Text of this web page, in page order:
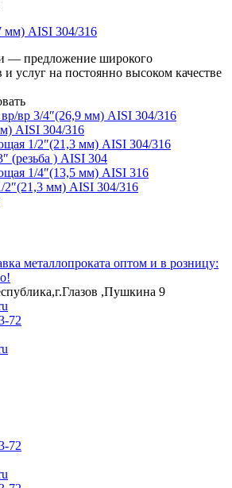
мм) AISI 304/316
— предложение широкого
и услуг на постоянно высоком качестве
вр 3/4″(26,9 мм) AISI 304/316
AISI 304/316
1/2″(21,3 мм) AISI 304/316
(резьба ) AISI 304
1/4″(13,5 мм) AISI 316
мм) AISI 304/316
металлопроката оптом и в розницу:
,Пушкина 9
72
72